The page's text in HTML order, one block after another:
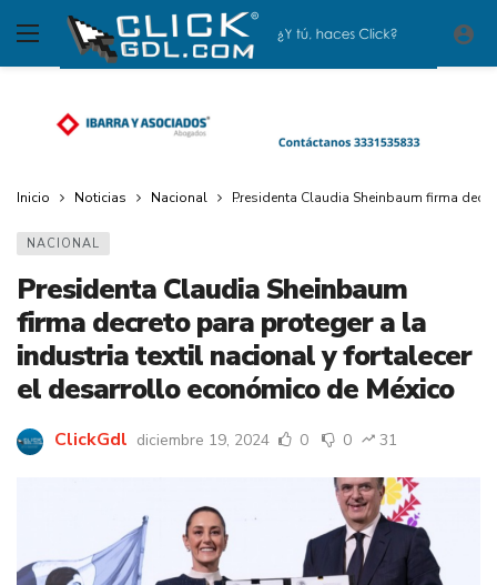
Inicio Noticias Nacional Presidenta Claudia Sheinbaum firma
NACIONAL
Presidenta Claudia Sheinbaum
firma decreto para proteger a la
industria textil nacional y fortalecer
el desarrollo económico de México
ClickGdl diciembre 19, 2024 0 0 31